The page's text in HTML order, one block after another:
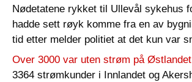
Nødetatene rykket til Ullevål sykehus
hadde sett røyk komme fra en av
tid etter melder politiet at det kun var
Over 3000 var uten strøm på Østlandet
3364 strømkunder i Innlandet og